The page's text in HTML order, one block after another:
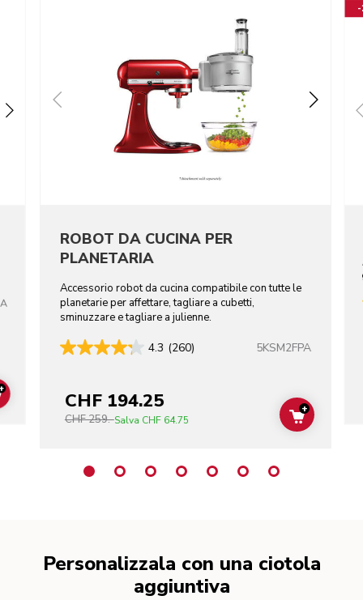
ADD TO CART
ROBOT DA CUCINA PER
PLANETARIA
Accessorio robot da cucina compatibile con tutte le
planetarie per affettare, tagliare a cubetti,
sminuzzare e tagliare a julienne.
4.3 (260) 5KSM2FPA
CHF 194.25
CHF 259.-Salva CHF 64.75 ADD TO
+
-
Personalizzala con una ciotola
aggiuntiva